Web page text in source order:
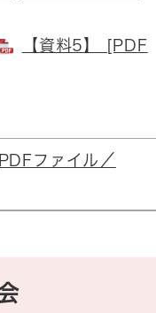
【資料5】 [PDF
ファイル／